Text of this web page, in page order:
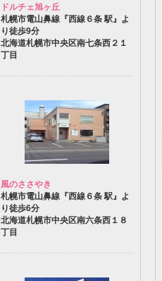
ドルチェ旭ヶ丘
札幌市電山鼻線『西線６条 駅』よ
り徒歩9分
北海道札幌市中央区南七条西２１
丁目
風のささやき
札幌市電山鼻線『西線６条 駅』よ
り徒歩6分
北海道札幌市中央区南六条西１８
丁目